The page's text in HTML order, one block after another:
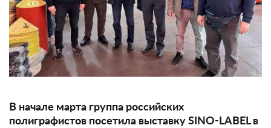
В начале марта группа российских
полиграфистов посетила выставку SINO-LABEL в